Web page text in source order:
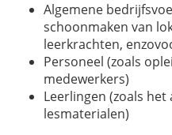
Algemene
schoonmaken van
leerkrachten,
Personeel (zoals
medewerkers)
Leerlingen (zoals het
lesmaterialen)